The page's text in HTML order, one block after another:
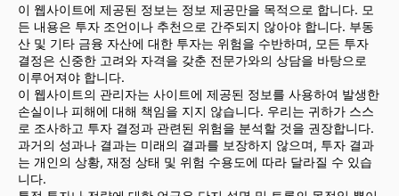
이 웹사이트에 제공된 정보는 정보 제공만을 목적으로 합니다. 모
든 내용은 투자 조언이나 추천으로 간주되지 않아야 합니다. 부동
산 및 기타 금융 자산에 대한 투자는 위험을 수반하며, 모든 투자
결정은 신중한 고려와 자격을 갖춘 전문가와의 상담을 바탕으로
이루어져야 합니다.
이 웹사이트의 관리자는 사이트에 제공된 정보를 사용하여 발생한
손실이나 피해에 대해 책임을 지지 않습니다. 우리는 귀하가 스스
로 조사하고 투자 결정과 관련된 위험을 분석할 것을 권장합니다.
과거의 성과나 결과는 미래의 결과를 보장하지 않으며, 투자 결과
는 개인의 상황, 재정 상태 및 위험 수용도에 따라 달라질 수 있습
니다.